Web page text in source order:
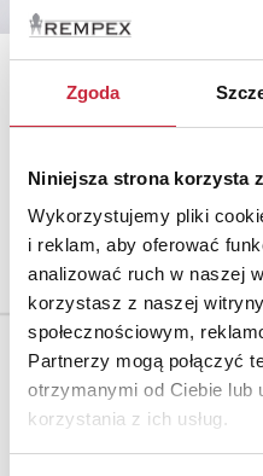
Zgoda
Niniejsza strona korzysta
Wykorzystujemy pliki
i reklam, aby oferować
analizować ruch w naszej
korzystasz z naszej
społecznościowym,
Partnerzy mogą połączyć
otrzymanymi od Ciebie lub
korzystania z ich usług.
VEB SÄCHSISCHE
612
Para kinkietów z głową barana
porcelana, złocenia; kinkiety
Niemcy, Drezno (Saksonia), 2 ćw.
estymacja: 3 000 - 3 500 zł